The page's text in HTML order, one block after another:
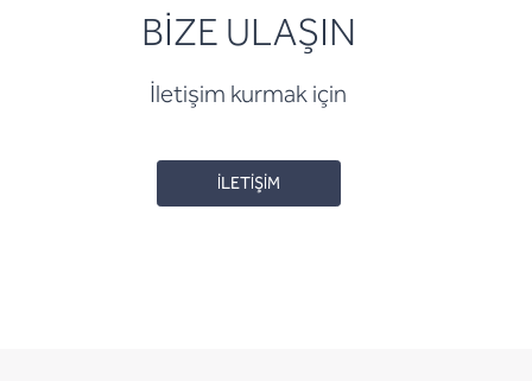
BİZE ULAŞIN
İletişim kurmak için
İLETİŞİM